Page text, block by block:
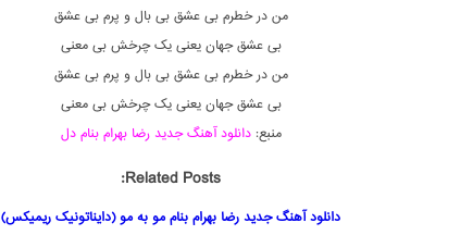
من در خطرم بی عشق بی بال و پرم بی عشق
بی عشق جهان یعنی یک چرخش بی معنی
من در خطرم بی عشق بی بال و پرم بی عشق
بی عشق جهان یعنی یک چرخش بی معنی
منبع:دانلود آهنگ جدید رضا بهرام بنام دل
Related Posts:
دانلود آهنگ جدید رضا بهرام بنام مو به مو (دایناتونیک ریمیکس)